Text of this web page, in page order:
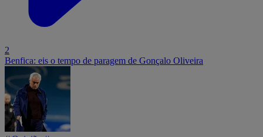
2
Benfica: eis o tempo de paragem de Gonçalo Oliveira